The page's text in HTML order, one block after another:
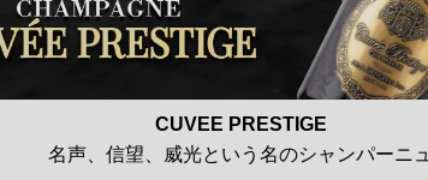
CUVEE PRESTIGE
名声、信望、威光という名のシャンパーニュ